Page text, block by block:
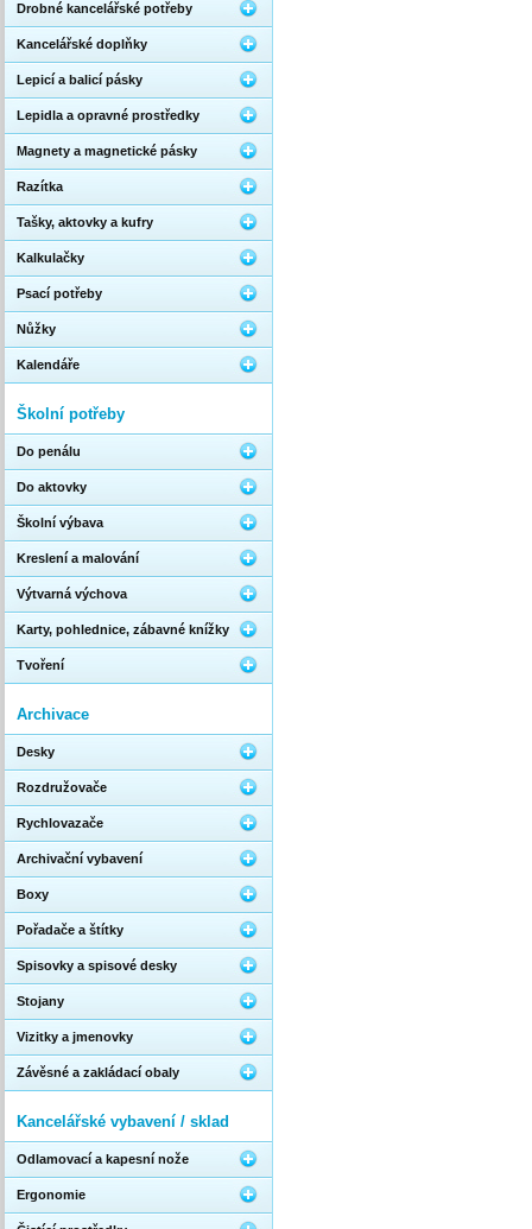
Drobné kancelářské potřeby
Kancelářské doplňky
Lepicí a balicí pásky
Lepidla a opravné prostředky
Magnety a magnetické pásky
Razítka
Tašky, aktovky a kufry
Kalkulačky
Psací potřeby
Nůžky
Kalendáře
Školní potřeby
Do penálu
Do aktovky
Školní výbava
Kreslení a malování
Výtvarná výchova
Karty, pohlednice, zábavné knížky
Tvoření
Archivace
Desky
Rozdružovače
Rychlovazače
Archivační vybavení
Boxy
Pořadače a štítky
Spisovky a spisové desky
Stojany
Vizitky a jmenovky
Závěsné a zakládací obaly
Kancelářské vybavení / sklad
Odlamovací a kapesní nože
Ergonomie